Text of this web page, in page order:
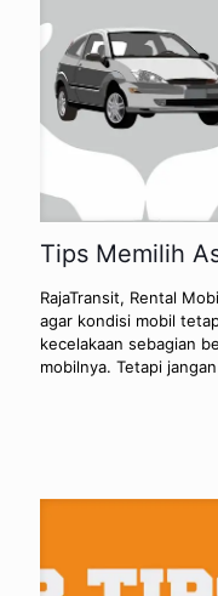
Tips Memilih
RajaTransit, Rental
agar kondisi mobil
kecelakaan sebagian
mobilnya. Tetapi